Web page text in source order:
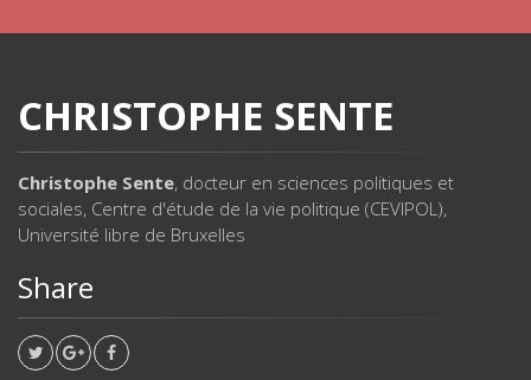
CHRISTOPHE SENTE
Christophe Sente, docteur en sciences politiques et
sociales, Centre d'étude de la vie politique (CEVIPOL),
Université libre de Bruxelles
Share